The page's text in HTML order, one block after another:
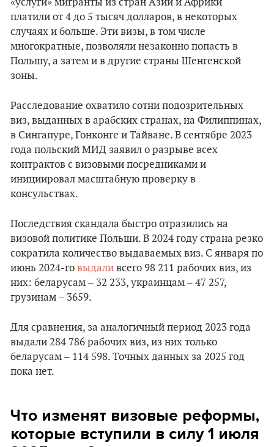
платили от 4 до 5 тысяч долларов, в некоторых
случаях и больше. Эти визы, в том числе
многократные, позволяли незаконно попасть в
Польшу, а затем и в другие страны Шенгенской
зоны.
Расследование охватило сотни подозрительных
виз, выданных в арабских странах, на Филиппинах,
в Сингапуре, Гонконге и Тайване. В сентябре 2023
года польский МИД заявил о разрыве всех
контрактов с визовыми посредниками и
инициировал масштабную проверку в
консульствах.
Последствия скандала быстро отразились на
визовой политике Польши. В 2024 году страна резко
сократила количество выдаваемых виз. С января по
июнь 2024-го выдали всего 98 211 рабочих виз, из
них: беларусам – 32 233, украинцам – 47 257,
грузинам – 3659.
Для сравнения, за аналогичный период 2023 года
выдали 284 786 рабочих виз, из них только
беларусам – 114 598. Точных данных за 2025 год
пока нет.
Что изменят визовые реформы,
которые вступили в силу 1 июля